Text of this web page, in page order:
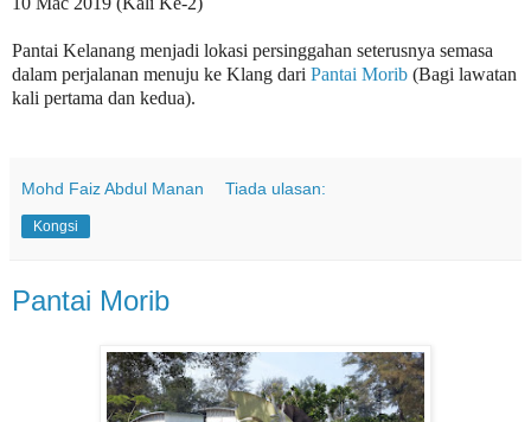
Pantai Kelanang menjadi lokasi persinggahan seterusnya semasa
dalam perjalanan menuju ke Klang dari Pantai Morib (Bagi lawatan
kali pertama dan kedua).
Mohd Faiz Abdul Manan Tiada ulasan:
Kongsi
Pantai Morib